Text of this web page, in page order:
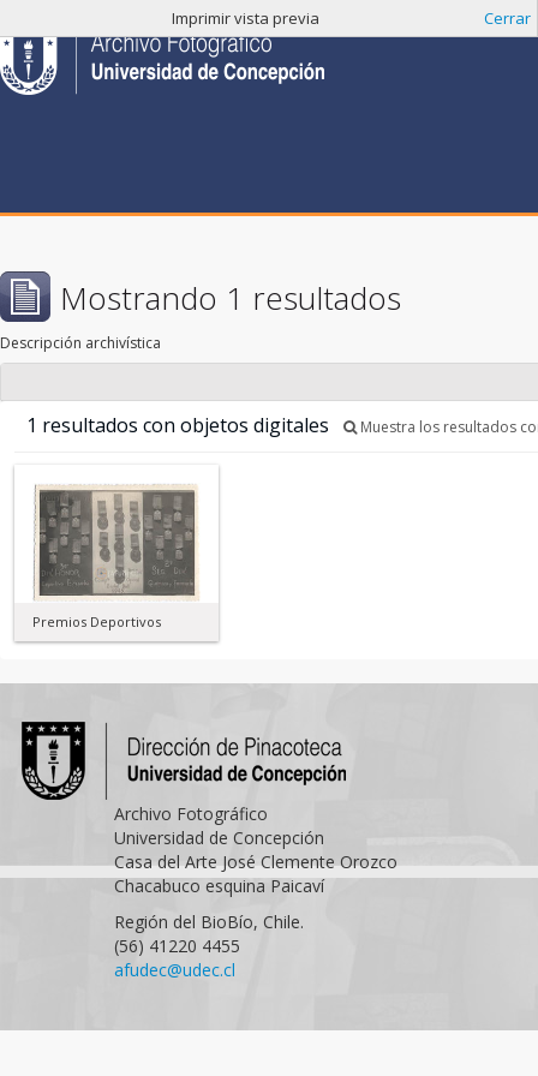
Imprimir vista previa Cerrar
Mostrando 1 resultados
Descripción archivística
1 resultados con objetos digitales Muestra los resultados
Premios Deportivos
Archivo Fotográfico
Universidad de Concepción
Casa del Arte José Clemente Orozco
Chacabuco esquina Paicaví
Región del BioBío, Chile.
(56) 41220 4455
afudec@udec.cl